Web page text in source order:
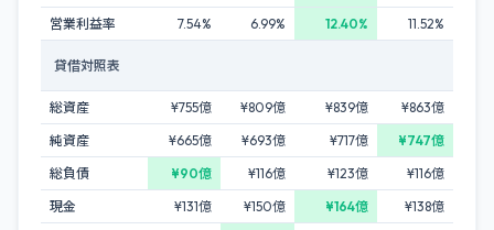
営業利益率
7.54% 6.99% 12.40% 11.52%
貸借対照表
総資産 ¥755億 ¥809億 ¥839億
¥863億
純資産
¥665億 ¥693億 ¥717億
¥747億
総負債
¥90億 ¥116億 ¥123億
¥116億
現金
¥131億 ¥150億 ¥164億
¥138億